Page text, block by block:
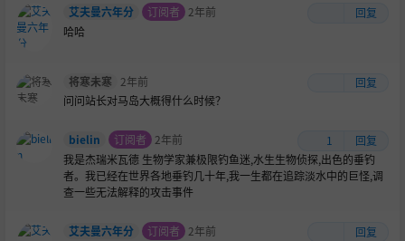
艾夫曼六年分 订阅者 2年前
回复
哈哈
将寒未寒 2年前
回复
问问站长对马岛大概得什么时候？
bielin 订阅者 2年前 1
回复
我是杰瑞米瓦德 生物学家兼极限钓鱼迷,水生生物侦探,出色的垂钓
者。我已经在世界各地垂钓几十年,我一生都在追踪淡水中的巨怪,调
查一些无法解释的攻击事件
艾夫曼六年分 订阅者 2年前
回复